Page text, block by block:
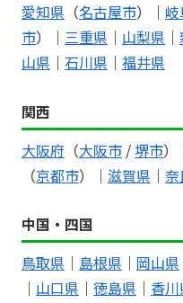
愛知県 （名古屋市）｜ 岐
市）｜ 三重県 ｜ 山梨県 ｜
山県 ｜ 石川県 ｜ 福井県
関西
大阪府 （大阪市 / 堺市）
（京都市）｜ 滋賀県 ｜ 奈
中国・四国
鳥取県 ｜ 島根県 ｜ 岡山県
｜ 山口県 ｜ 徳島県 ｜ 香川